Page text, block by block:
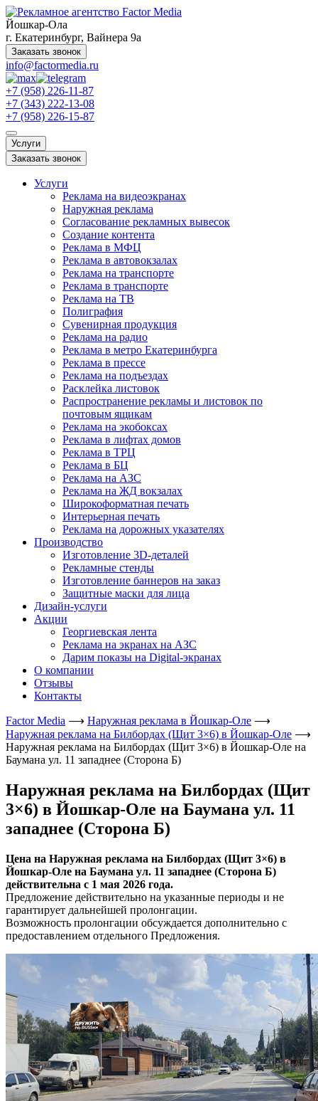
Йошкар-Ола
г. Екатеринбург, Вайнера 9а
Заказать звонок
info@factormedia.ru
+7 (958) 226-11-87
+7 (343) 222-13-08
+7 (958) 226-15-87
Услуги
Заказать звонок
Услуги
Реклама на видеоэкранах
Наружная реклама
Согласование рекламных вывесок
Создание контента
Реклама в МФЦ
Реклама в автовокзалах
Реклама на транспорте
Реклама в транспорте
Реклама на ТВ
Полиграфия
Сувенирная продукция
Реклама на радио
Реклама в метро Екатеринбурга
Реклама в прессе
Реклама на подъездах
Расклейка листовок
Распространение рекламы и листовок по
почтовым ящикам
Реклама на экобоксах
Реклама в лифтах домов
Реклама в ТРЦ
Реклама в БЦ
Реклама на АЗС
Реклама на ЖД вокзалах
Широкоформатная печать
Интерьерная печать
Реклама на дорожных указателях
Производство
Изготовление 3D-деталей
Рекламные стенды
Изготовление баннеров на заказ
Защитные маски для лица
Дизайн-услуги
Акции
Георгиевская лента
Реклама на экранах на АЗС
Дарим показы на Digital-экранах
О компании
Отзывы
Контакты
Factor Media ⟶ Наружная реклама в Йошкар-Оле ⟶
Наружная реклама на Билбордах (Щит 3×6) в Йошкар-Оле ⟶
Наружная реклама на Билбордах (Щит 3×6) в Йошкар-Оле на
Баумана ул. 11 западнее (Сторона Б)
Наружная реклама на Билбордах (Щит
3×6) в Йошкар-Оле на Баумана ул. 11
западнее (Сторона Б)
Цена на Наружная реклама на Билбордах (Щит 3×6) в
Йошкар-Оле на Баумана ул. 11 западнее (Сторона Б)
действительна с 1 мая 2026 года.
Предложение действительно на указанные периоды и не
гарантирует дальнейшей пролонгации.
Возможность пролонгации обсуждается дополнительно с
предоставлением отдельного Предложения.